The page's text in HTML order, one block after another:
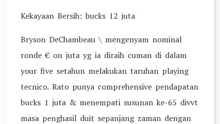
Kekayaan Bersih: bucks 12 juta
Bryson DeChambeau \ mengenyam nominal
ronde € on juta yg ia diraih cuman di dalam
your five setahun melakukan taruhan playing
tecnico. Rato punya comprehensive pendapatan
bucks 1 juta & menempati susunan ke-65 divvt
masa penghasil duit sepanjang zaman dengan